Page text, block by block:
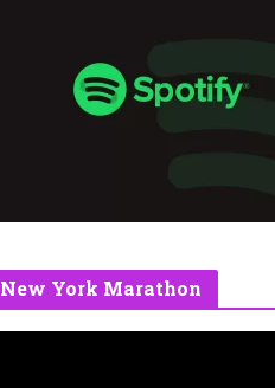
New York Marathon